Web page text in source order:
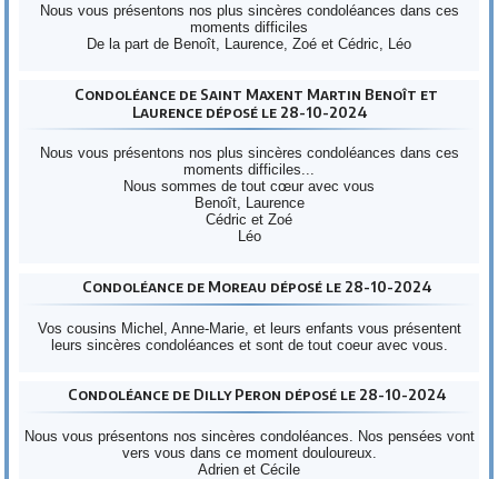
Nous vous présentons nos plus sincères condoléances dans ces
moments difficiles
De la part de Benoît, Laurence, Zoé et Cédric, Léo
Condoléance de Saint Maxent Martin Benoît et
Laurence déposé le 28-10-2024
Nous vous présentons nos plus sincères condoléances dans ces
moments difficiles...
Nous sommes de tout cœur avec vous
Benoît, Laurence
Cédric et Zoé
Léo
Condoléance de Moreau déposé le 28-10-2024
Vos cousins Michel, Anne-Marie, et leurs enfants vous présentent
leurs sincères condoléances et sont de tout coeur avec vous.
Condoléance de Dilly Peron déposé le 28-10-2024
Nous vous présentons nos sincères condoléances. Nos pensées vont
vers vous dans ce moment douloureux.
Adrien et Cécile